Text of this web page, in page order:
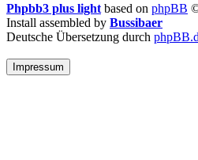
Phpbb3 plus light based on phpBB
Install assembled by Bussibaer
Deutsche Übersetzung durch